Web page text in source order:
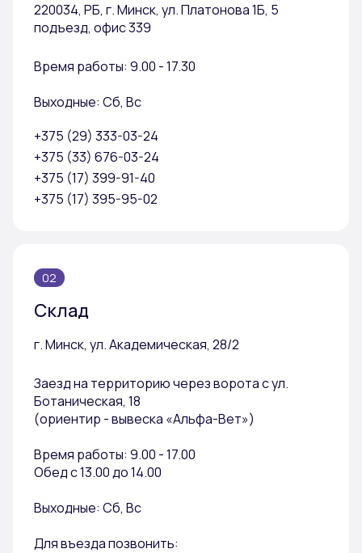
220034, РБ, г. Минск, ул. Платонова 1Б, 5
подъезд, офис 339
Время работы: 9.00 - 17.30
Выходные: Сб, Вс
+375 (29) 333-03-24
+375 (33) 676-03-24
+375 (17) 399-91-40
+375 (17) 395-95-02
02
Склад
г. Минск, ул. Академическая, 28/2
Заезд на территорию через ворота с ул.
Ботаническая, 18
(ориентир - вывеска «Альфа-Вет»)
Время работы: 9.00 - 17.00
Обед с 13.00 до 14.00
Выходные: Сб, Вс
Для въезда позвонить: